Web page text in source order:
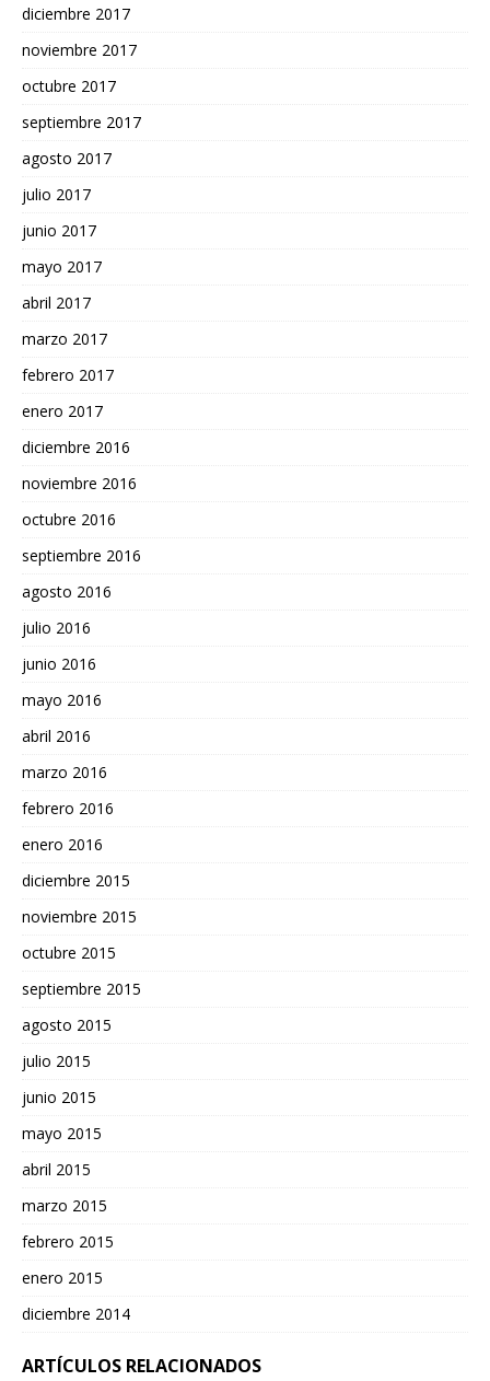
diciembre 2017
noviembre 2017
octubre 2017
septiembre 2017
agosto 2017
julio 2017
junio 2017
mayo 2017
abril 2017
marzo 2017
febrero 2017
enero 2017
diciembre 2016
noviembre 2016
octubre 2016
septiembre 2016
agosto 2016
julio 2016
junio 2016
mayo 2016
abril 2016
marzo 2016
febrero 2016
enero 2016
diciembre 2015
noviembre 2015
octubre 2015
septiembre 2015
agosto 2015
julio 2015
junio 2015
mayo 2015
abril 2015
marzo 2015
febrero 2015
enero 2015
diciembre 2014
ARTÍCULOS RELACIONADOS